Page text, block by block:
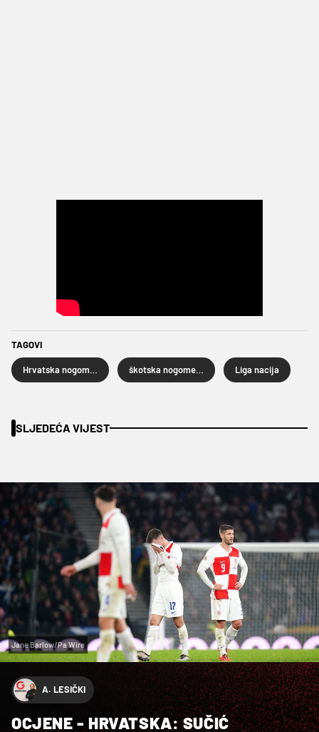
TAGOVI
Liga nacija
SLJEDEĆA VIJEST
Jane Barlow/Pa Wire
A. LESIČKI
OCJENE - HRVATSKA: SUČIĆ